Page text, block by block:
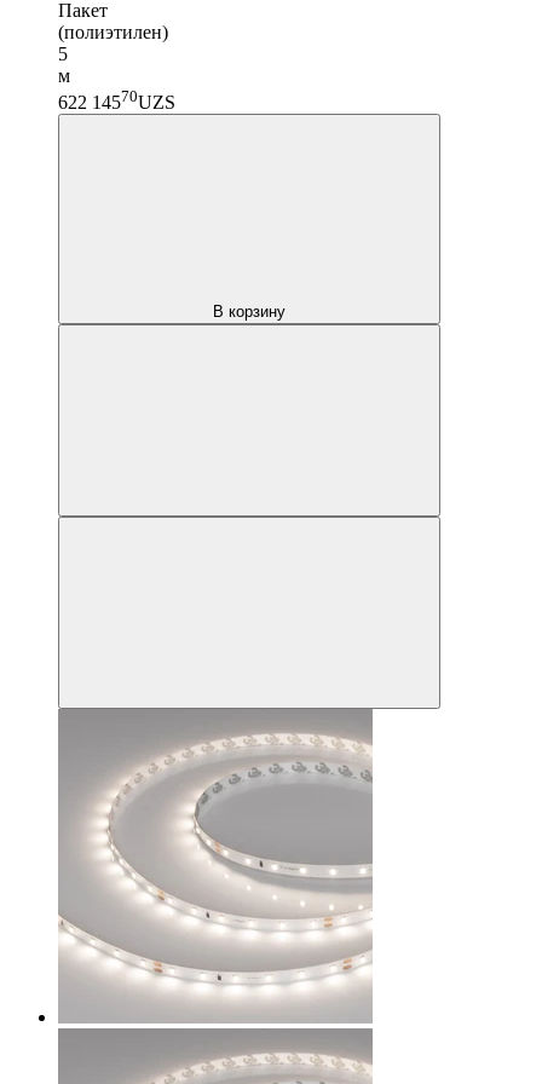
Пакет
(полиэтилен)
5
м
622 14570UZS
В корзину